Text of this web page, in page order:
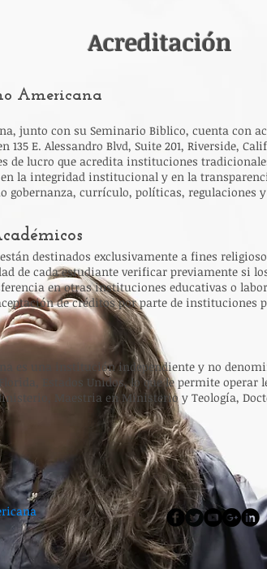
Acreditación
Americana
junto con su Seminario Biblico, cuenta con
E. Alessandro Blvd, Suite 201, Riverside,
de lucro que acredita instituciones
la integridad institucional y en la
gobernanza, currículo, políticas, regulaciones y
destinados exclusivamente a fines
de cada estudiante verificar previamente si
en otras instituciones educativas o
de créditos por parte de instituciones
es una institución independiente y no
Estados Unidos, lo que le permite
Maestria en Ministerio y Teología,